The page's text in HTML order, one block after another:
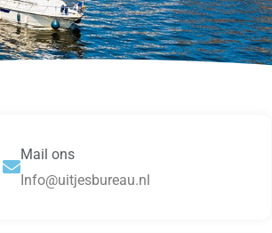
Mail ons
Info@uitjesbureau.nl